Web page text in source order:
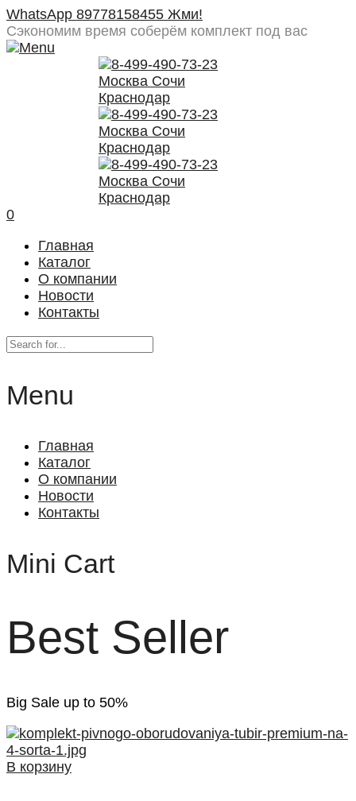
WhatsApp 89778158455 Жми!
Сэкономим время соберём комплект под вас
0
Главная
Каталог
О компании
Новости
Контакты
Menu
Главная
Каталог
О компании
Новости
Контакты
Mini Cart
Best Seller
Big Sale up to 50%
В корзину